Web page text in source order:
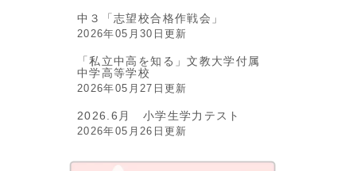
中３「志望校合格作戦会」
2026年05月30日更新
「私立中高を知る」文教大学付属
中学高等学校
2026年05月27日更新
2026.6月 小学生学力テスト
2026年05月26日更新